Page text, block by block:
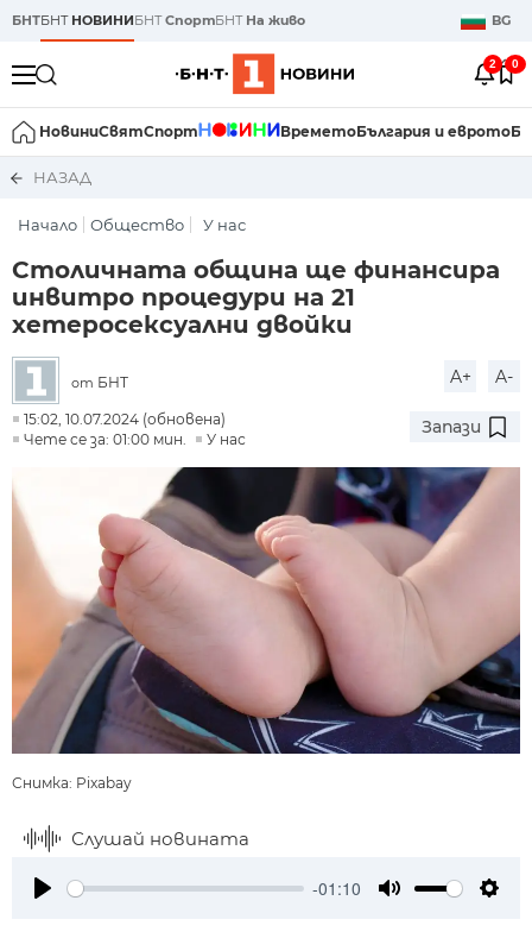
БНТБНТ НОВИНИБНТСпортБНТ На живо BG
2 0
НовиниСвятСпорт ВреметоБългария и еврото
НАЗАД
Начало Общество У нас
Столичната община ще финансира
инвитро процедури на 21
хетеросексуални двойки
от БНТ A+ A-
15:02, 10.07.2024 (обновена)
Чете се за: 01:00 мин.
У нас
Запази
Снимка: Pixabay
Слушай новината
-01:10